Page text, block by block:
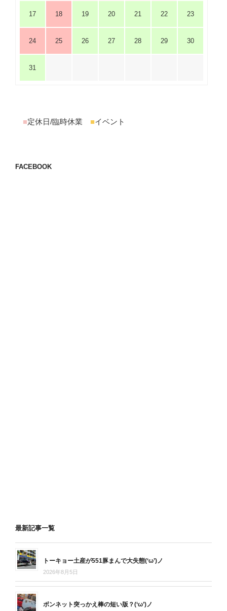
17 18 19 20 21 22 23
24 25 26 27 28 29 30
31
■定休日/臨時休業 ■イベント
FACEBOOK
最新記事一覧
トーキョー土産が551豚まんで大失態(‘ω’)ノ
2026年8月5日
ボンネット突っかえ棒の短い版？(‘ω’)ノ